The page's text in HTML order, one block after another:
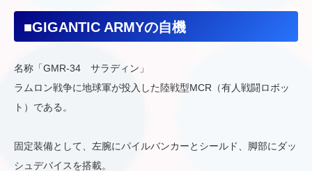
■GIGANTIC ARMYの自機
名称「GMR-34 サラディン」
ラムロン戦争に地球軍が投入した陸戦型MCR（有人戦闘ロボッ
ト）である。
固定装備として、左腕にパイルバンカーとシールド、脚部にダッ
シュデバイスを搭載。